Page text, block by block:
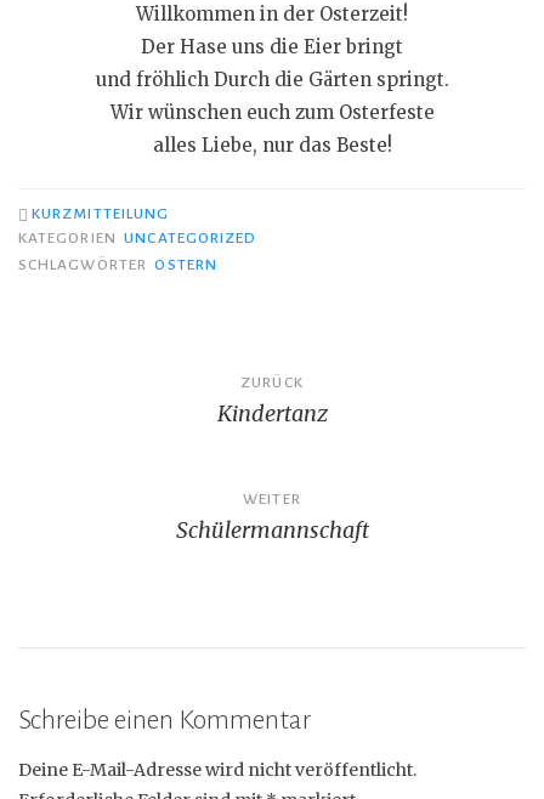
Willkommen in der Osterzeit!
Der Hase uns die Eier bringt
und fröhlich Durch die Gärten springt.
Wir wünschen euch zum Osterfeste
alles Liebe, nur das Beste!
KURZMITTEILUNG
KATEGORIEN UNCATEGORIZED
SCHLAGWÖRTER OSTERN
Beitragsnavigation
ZURÜCK
Kindertanz
WEITER
Schülermannschaft
Schreibe einen Kommentar
Deine E-Mail-Adresse wird nicht veröffentlicht.